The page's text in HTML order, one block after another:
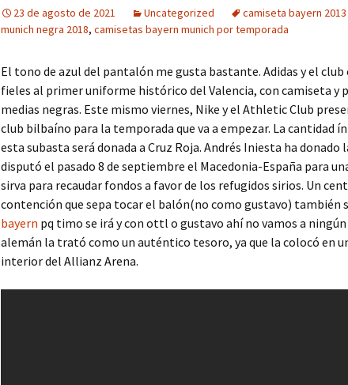
23 de agosto de 2021 Uncategorized camiseta bayern 2013
munich negra 2018, camisetas bayern munich por temporada
El tono de azul del pantalón me gusta bastante. Adidas y el club
fieles al primer uniforme histórico del Valencia, con camiseta y
medias negras. Este mismo viernes, Nike y el Athletic Club
club bilbaíno para la temporada que va a empezar. La cantidad
esta subasta será donada a Cruz Roja. Andrés Iniesta ha donado
disputó el pasado 8 de septiembre el Macedonia-España para
sirva para recaudar fondos a favor de los refugidos sirios. Un
contención que sepa tocar el balón(no como gustavo) también
bayern pq timo se irá y con ottl o gustavo ahí no vamos a ningún
alemán la trató como un auténtico tesoro, ya que la colocó en
interior del Allianz Arena.